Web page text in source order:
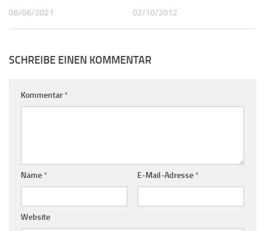
06/06/2021 02/10/2012
SCHREIBE EINEN KOMMENTAR
Kommentar*
Name* E-Mail-Adresse*
Website